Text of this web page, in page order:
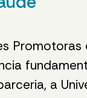
Promotoras
a